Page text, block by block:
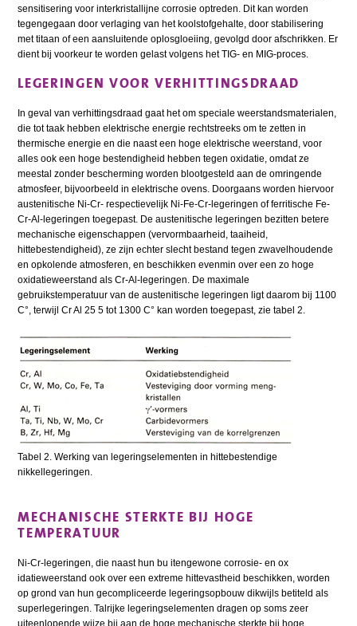
sensitisering voor interkristallijne corrosie optreden. Dit kan worden
tegengegaan door verlaging van het koolstofgehalte, door stabilisering
met titaan of een aansluitende oplosgloeiing, gevolgd door afschrikken. Er
dient bij voorkeur te worden gelast volgens het TIG- en MIG-proces.
LEGERINGEN VOOR VERHITTINGSDRAAD
In geval van verhittingsdraad gaat het om speciale weerstandsmaterialen,
die tot taak hebben elektrische energie rechtstreeks om te zetten in
thermische energie en die naast een hoge elektrische weerstand, voor
alles ook een hoge bestendigheid hebben tegen oxidatie, omdat ze
meestal zonder bescherming worden blootgesteld aan de omringende
atmosfeer, bijvoorbeeld in elektrische ovens. Doorgaans worden hiervoor
austenitische Ni-Cr- respectievelijk Ni-Fe-Cr-legeringen of ferritische Fe-
Cr-Al-legeringen toegepast. De austenitische legeringen bezitten betere
mechanische eigenschappen (vervormbaarheid, taaiheid,
hittebestendigheid), ze zijn echter slecht bestand tegen zwavelhoudende
en opkolende atmosferen, en beschikken evenmin over een zo hoge
oxidatieweerstand als Cr-Al-legeringen. De maximale
gebruikstemperatuur van de austenitische legeringen ligt daarom bij 1100
C°, terwijl Cr Al 25 5 tot 1300 C° kan worden toegepast, zie tabel 2.
Tabel 2. Werking van legeringselementen in hittebestendige
nikkellegeringen.
MECHANISCHE STERKTE BIJ HOGE
TEMPERATUUR
Ni-Cr-legeringen, die naast hun bu itengewone corrosie- en ox
idatieweerstand ook over een extreme hittevastheid beschikken, worden
op grond van hun gecompliceerde legeringsopbouw dikwijls betiteld als
superlegeringen. Talrijke legeringselementen dragen op soms zeer
uiteenlopende wijze bij aan de hoge mechanische sterkte bij hoge